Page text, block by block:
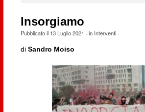
Insorgiamo
Pubblicato il 13 Luglio 2021 · in Interventi·
di Sandro Moiso